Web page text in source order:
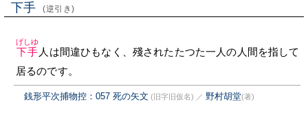
下手 (逆引き)
下手
げしゆ
人は間違ひもなく、殘されたたつた一人の人間を指して
居るのです。
銭形平次捕物控：057 死の矢文 (旧字旧仮名) ／ 野村胡堂(著)